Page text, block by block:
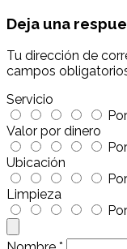
Deja una
Tu dirección de
campos
Servicio
Valor por dinero
Ubicación
Limpieza